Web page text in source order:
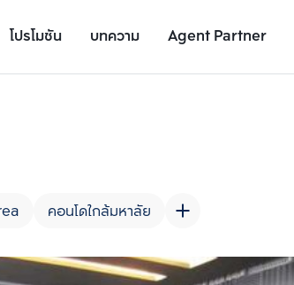
โปรโมชัน บทความ Agent Partner
รายละเอียดโครงการ
คอนโดใกล้มหาลัย